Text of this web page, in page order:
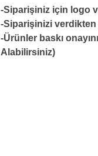
-Siparişiniz için logo
-Siparişinizi
-Ürünler baskı
Alabilirsiniz)